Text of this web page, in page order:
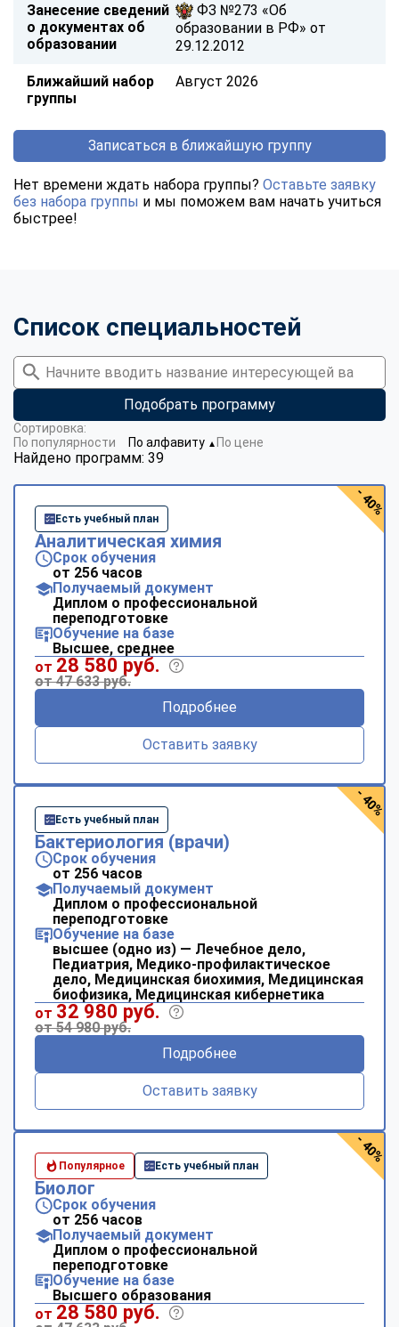
Занесение сведений
о документах об
образовании
ФЗ №273 «Об
образовании в РФ» от
29.12.2012
Ближайший набор
группы
Август 2026
Записаться в ближайшую группу
Нет времени ждать набора группы? Оставьте заявку
без набора группы и мы поможем вам начать учиться
быстрее!
Список специальностей
Подобрать программу
Найдено программ: 39
Сортировка:
По популярности
По алфавиту ▼ По цене
Есть учебный план
Аналитическая химия
Срок обучения
от 256 часов
Получаемый документ
Диплом о профессиональной
переподготовке
Обучение на базе
Высшее, среднее
от 28 580 руб.
от 47 633 руб.
Подробнее
Оставить заявку
- 40%
Есть учебный план
Бактериология (врачи)
Срок обучения
от 256 часов
Получаемый документ
Диплом о профессиональной
переподготовке
Обучение на базе
высшее (одно из) — Лечебное дело,
Педиатрия, Медико-профилактическое
дело, Медицинская биохимия, Медицинская
биофизика, Медицинская кибернетика
от 32 980 руб.
от 54 980 руб.
Подробнее
Оставить заявку
- 40%
Популярное Есть учебный план
Биолог
Срок обучения
от 256 часов
Получаемый документ
Диплом о профессиональной
переподготовке
Обучение на базе
Высшего образования
от 28 580 руб.
- 40%